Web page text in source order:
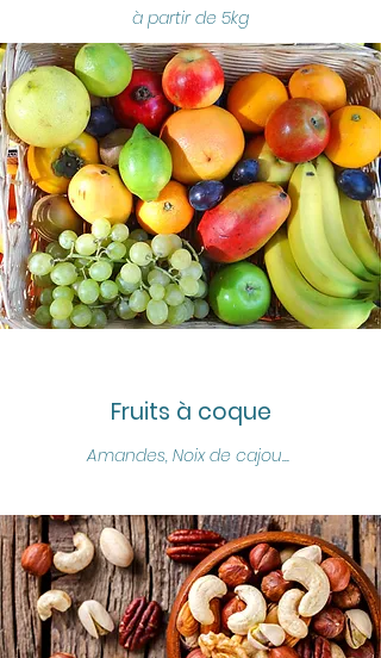
à partir de 5kg
Fruits à coque
Amandes, Noix de cajou...